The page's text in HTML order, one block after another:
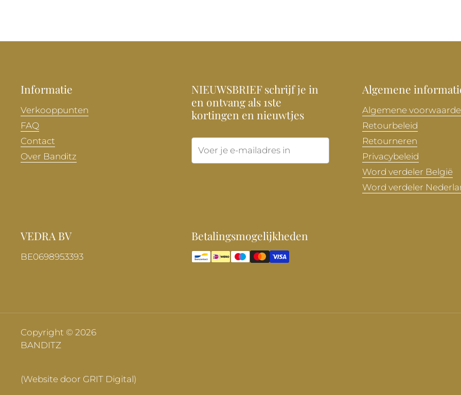
Informatie
Verkooppunten
FAQ
Contact
Over Banditz
NIEUWSBRIEF schrijf je in
en ontvang als 1ste
kortingen en nieuwtjes
Algemene
Algemene
Retourbeleid
Retourneren
Privacybeleid
Word verdeler België
Word verdeler
VEDRA BV
BE0698953393
Betalingsmogelijkheden
Copyright © 2026
BANDITZ
(Website door GRIT Digital)